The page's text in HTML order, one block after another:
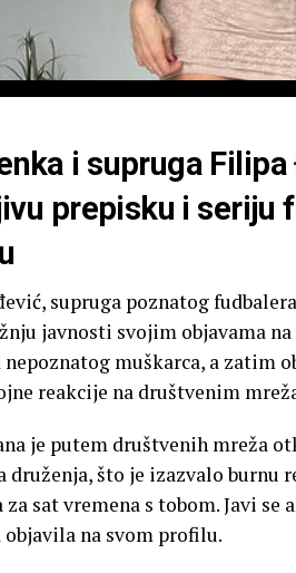
i supruga
prepisku i seriju
supruga poznatog
javnosti svojim objavama
nepoznatog muškarca, a
reakcije na društvenim
je putem društvenih mreža
druženja, što je izazvalo burnu
za sat vremena s tobom. Javi
objavila na svom profilu.